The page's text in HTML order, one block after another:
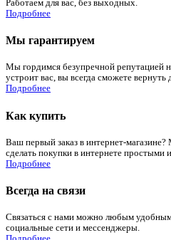
Работаем для вас, без выходных.
Подробнее
Мы гарантируем
Мы гордимся безупречной репутацией
устроит вас, вы всегда сможете вернуть
Подробнее
Как купить
Ваш первый заказ в интернет-
сделать покупки в интернете простыми
Подробнее
Всегда на связи
Связаться с нами можно любым
социальные сети и мессенджеры.